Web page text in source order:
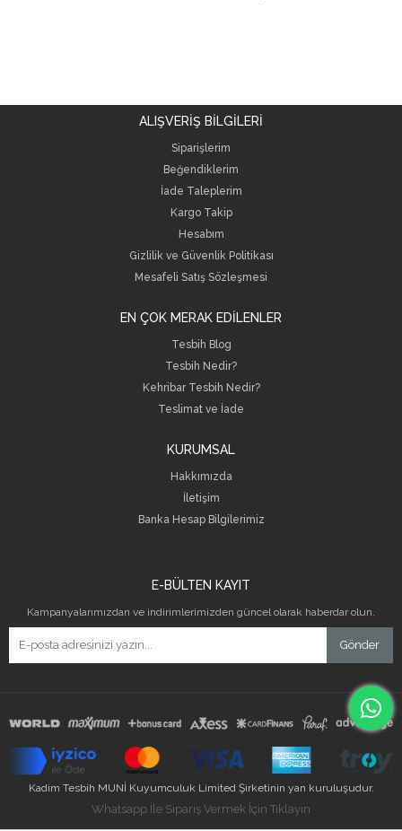
ALIŞVERİŞ BİLGİLERİ
Siparişlerim
Beğendiklerim
İade Taleplerim
Kargo Takip
Hesabım
Gizlilik ve Güvenlik Politikası
Mesafeli Satış Sözleşmesi
EN ÇOK MERAK EDİLENLER
Tesbih Blog
Tesbih Nedir?
Kehribar Tesbih Nedir?
Teslimat ve İade
KURUMSAL
Hakkımızda
İletişim
Banka Hesap Bilgilerimiz
E-BÜLTEN KAYIT
Kampanyalarımızdan ve indirimlerimizden güncel olarak haberdar olun.
Gönder
Kadim Tesbih MUNİ Kuyumculuk Limited Şirketinin yan kuruluşudur.
Whatsapp İle Sipariş Vermek İçin Tıklayın